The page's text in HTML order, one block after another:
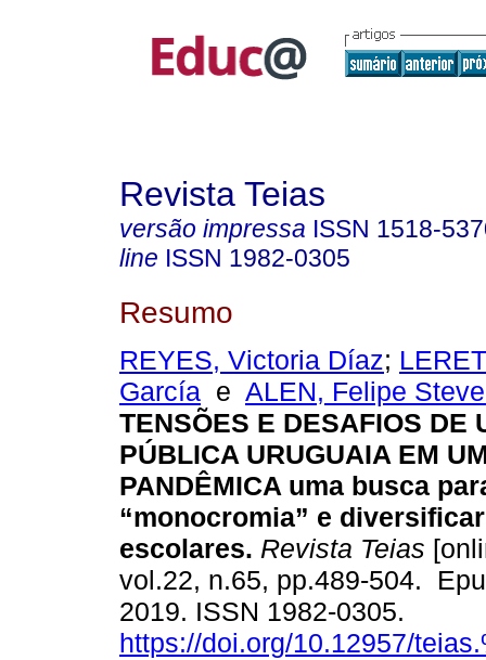
Revista Teias
versão impressa ISSN 1518-
line ISSN 1982-0305
Resumo
REYES, Victoria Díaz;
García e ALEN, Felipe
TENSÕES E DESAFIOS DE
PÚBLICA URUGUAIA EM
PANDÊMICA uma busca
“monocromia” e
escolares. Revista Teias
vol.22, n.65, pp.489-504.
2019. ISSN 1982-0305.
https://doi.org/10.12957/